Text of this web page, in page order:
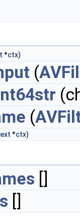
*ctx)
(
(
*ctx)
[]
[]